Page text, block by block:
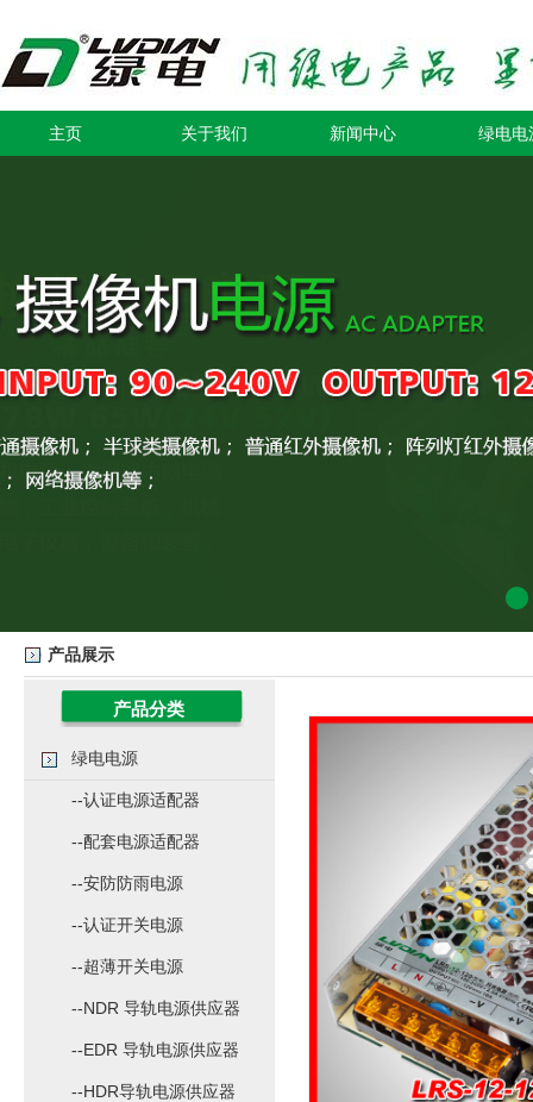
主页 关于我们 新闻中心 绿电电
产品展示
产品分类
绿电电源
--认证电源适配器
--配套电源适配器
--安防防雨电源
--认证开关电源
--超薄开关电源
--NDR 导轨电源供应器
--EDR 导轨电源供应器
--HDR导轨电源供应器